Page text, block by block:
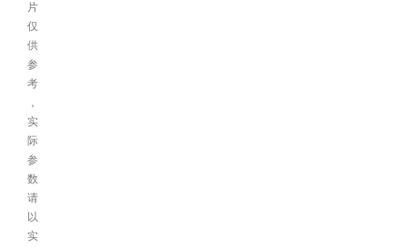
片
仅
供
参
考
，
实
际
参
数
请
以
实